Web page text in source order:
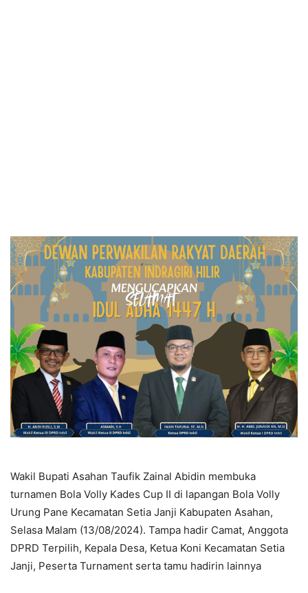
Wakil Bupati Asahan Taufik Zainal Abidin membuka
turnamen Bola Volly Kades Cup II di lapangan Bola Volly
Urung Pane Kecamatan Setia Janji Kabupaten Asahan,
Selasa Malam (13/08/2024). Tampa hadir Camat, Anggota
DPRD Terpilih, Kepala Desa, Ketua Koni Kecamatan Setia
Janji, Peserta Turnament serta tamu hadirin lainnya